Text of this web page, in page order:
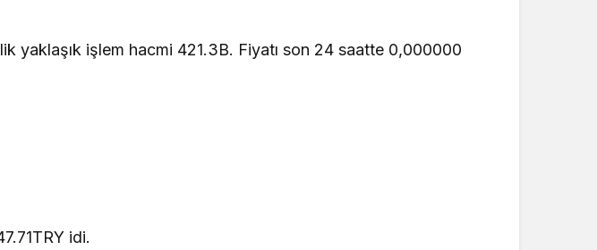
yaklaşık işlem hacmi 421.3B. Fiyatı son 24 saatte 0,000000
idi.